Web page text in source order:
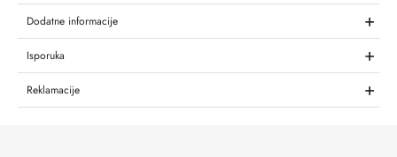
Dodatne informacije +
Isporuka +
Reklamacije +